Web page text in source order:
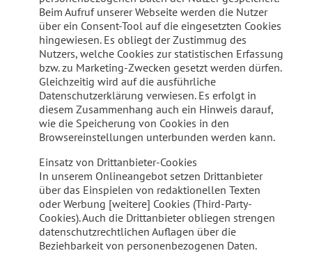
Beim Aufruf unserer Webseite werden die Nutzer
über ein Consent-Tool auf die eingesetzten Cookies
hingewiesen. Es obliegt der Zustimmug des
Nutzers, welche Cookies zur statistischen Erfassung
bzw. zu Marketing-Zwecken gesetzt werden dürfen.
Gleichzeitig wird auf die ausführliche
Datenschutzerklärung verwiesen. Es erfolgt in
diesem Zusammenhang auch ein Hinweis darauf,
wie die Speicherung von Cookies in den
Browsereinstellungen unterbunden werden kann.
Einsatz von Drittanbieter-Cookies
In unserem Onlineangebot setzen Drittanbieter
über das Einspielen von redaktionellen Texten
oder Werbung [weitere] Cookies (Third-Party-
Cookies). Auch die Drittanbieter obliegen strengen
datenschutzrechtlichen Auflagen über die
Beziehbarkeit von personenbezogenen Daten.